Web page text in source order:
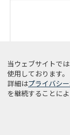
当ウェブサイトで
使用しております。
詳細はプライバシ
を継続することに